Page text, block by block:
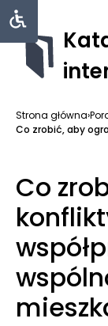
Strona główna›
Co zrobić, aby
Co